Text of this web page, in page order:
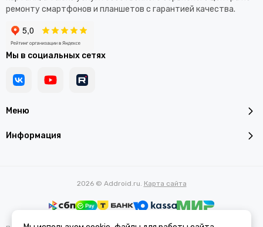
Меню
Информация
ремонту смартфонов и планшетов с гарантией качества.
Мы в социальных сетях
2026 © Addroid.ru. Карта сайта